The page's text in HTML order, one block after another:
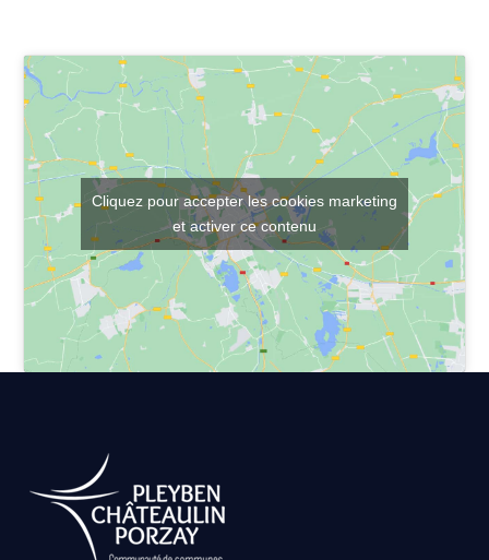
Cliquez pour accepter les cookies marketing
et activer ce contenu